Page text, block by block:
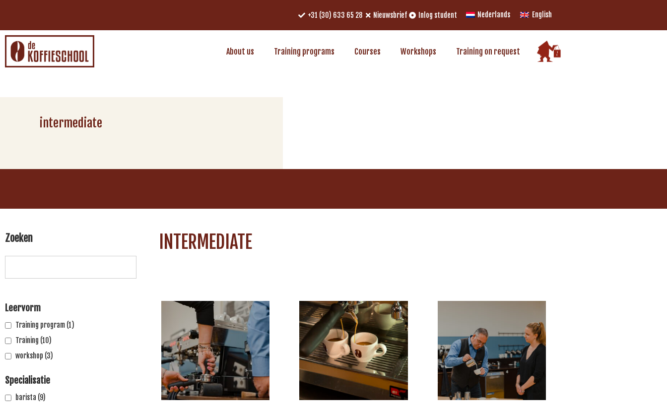
+31 (30) 633 65 28 Nieuwsbrief Inlog student Nederlands English
About us Training programs Courses Workshops Training on request
intermediate
Zoeken
Leervorm
Training program (1)
Training (10)
workshop (3)
Specialisatie
barista (9)
INTERMEDIATE